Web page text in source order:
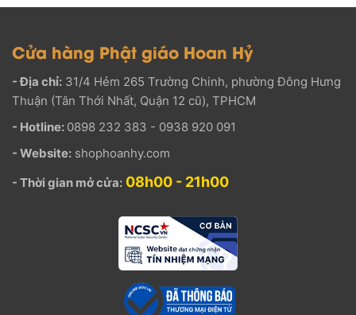
Cửa hàng Phật giáo Hoan Hỷ
- Địa chỉ: 31/4 Hẻm 265 Trường Chinh, phường Đông Hưng
Thuận (Tân Thới Nhất, Quận 12 cũ), TPHCM
- Hotline: 0898 232 383 - 0938 920 091
- Website: shophoanhy.com
- Thời gian mở cửa: 08h00 - 21h00